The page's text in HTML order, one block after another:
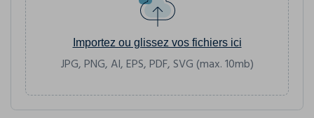
Importez ou glissez vos fichiers ici
JPG, PNG, AI, EPS, PDF, SVG (max. 10mb)